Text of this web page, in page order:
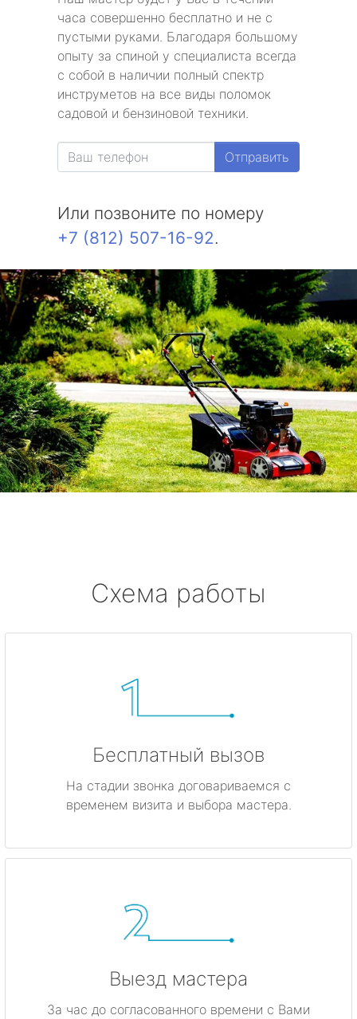
часа совершенно бесплатно и не с
пустыми руками. Благодаря большому
опыту за спиной у специалиста всегда
с собой в наличии полный спектр
инструметов на все виды поломок
садовой и бензиновой техники.
Отправить
Или позвоните по номеру
+7 (812) 507-16-92.
Схема работы
Бесплатный вызов
На стадии звонка договариваемся с
временем визита и выбора мастера.
Выезд мастера
За час до согласованного времени с Вами